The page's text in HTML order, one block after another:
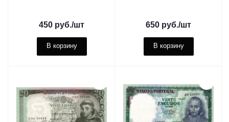
450 руб./шт
В корзину
650 руб./шт
В корзину